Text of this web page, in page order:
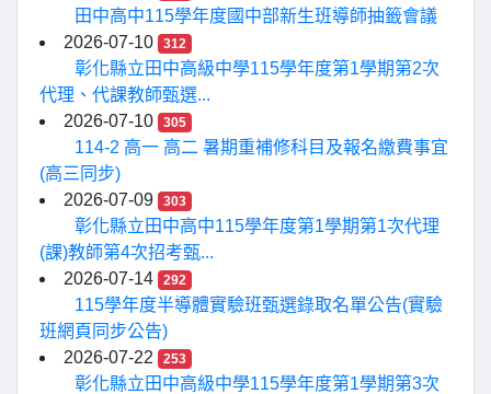
田中高中115學年度國中部新生班導師抽籤會議
2026-07-10
312
彰化縣立田中高級中學115學年度第1學期第2次
代理、代課教師甄選...
2026-07-10
305
114-2 高一 高二 暑期重補修科目及報名繳費事宜
(高三同步)
2026-07-09
303
彰化縣立田中高中115學年度第1學期第1次代理
(課)教師第4次招考甄...
2026-07-14
292
115學年度半導體實驗班甄選錄取名單公告(實驗
班網頁同步公告)
2026-07-22
253
彰化縣立田中高級中學115學年度第1學期第3次